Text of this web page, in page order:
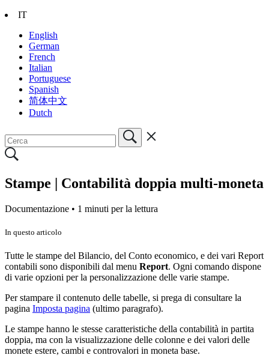
IT
English
German
French
Italian
Portuguese
Spanish
简体中文
Dutch
Stampe | Contabilità doppia multi-moneta
Documentazione • 1 minuti per la lettura
In questo articolo
Tutte le stampe del Bilancio, del Conto economico, e dei vari Report
contabili sono disponibili dal menu Report. Ogni comando dispone
di varie opzioni per la personalizzazione delle varie stampe.
Per stampare il contenuto delle tabelle, si prega di consultare la
pagina Imposta pagina (ultimo paragrafo).
Le stampe hanno le stesse caratteristiche della contabilità in partita
doppia, ma con la visualizzazione delle colonne e dei valori delle
monete estere, cambi e controvalori in moneta base.